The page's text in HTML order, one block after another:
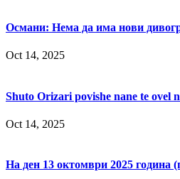
Османи: Нема да има нови
Oct 14, 2025
Shuto Orizari povishe nane te ovel
Oct 14, 2025
На ден 13 октомври 2025 година